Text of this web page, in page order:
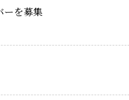
ーを募集